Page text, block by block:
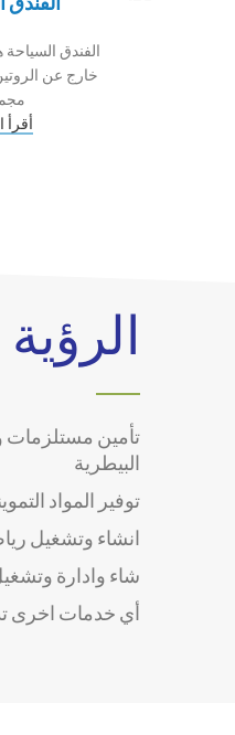
الفندق
خارج عن
أقرأ
الرؤية
تأمين مستلزمات
البيطرية
توفير المواد
انشاء وتشغيل
شاء وادارة
أي خدمات اخرى